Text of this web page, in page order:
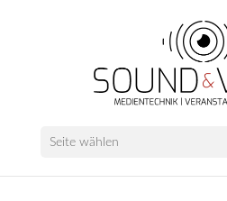
Seite wählen